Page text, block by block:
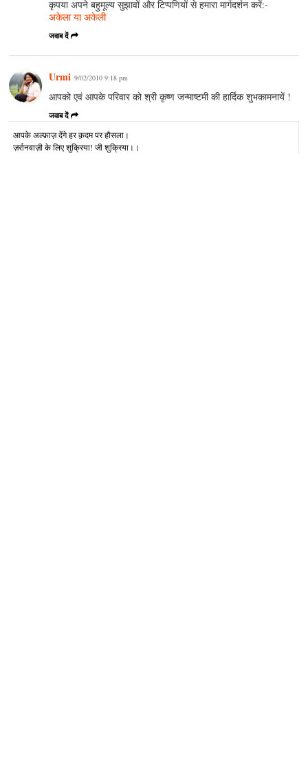
कृपया अपने बहुमूल्य सुझावों और टिप्पणियों से हमारा मार्गदर्शन करें:-
अकेला या अकेली
जवाब दें
Urmi 9/02/2010 9:18 pm
आपको एवं आपके परिवार को श्री कृष्ण जन्माष्टमी की हार्दिक शुभकामनायें !
जवाब दें
आपके अल्‍फ़ाज़ देंगे हर क़दम पर हौसला।
ज़र्रानवाज़ी के लिए शुक्रिया! जी शुक्रिया।।